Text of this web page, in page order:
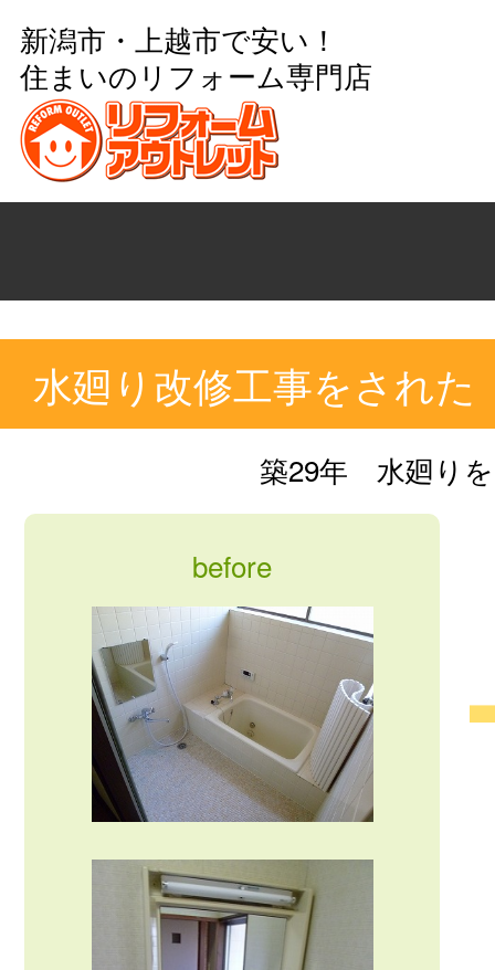
新潟市・上越市で安い！
住まいのリフォーム専門店
水廻り改修工事をされ
築29年 水廻り
before